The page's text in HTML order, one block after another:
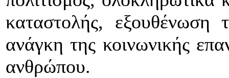
καταστολής,
ανάγκη της κοινωνικής
ανθρώπου.